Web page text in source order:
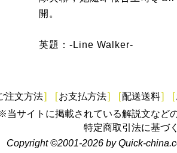
開。
英題：-Line Walker-
注文方法] [お支払方法] [配送送料] [
当サイトに掲載されている解説文など
特定商取引法に基づ
Copyright ©2001-2026 by Quick-